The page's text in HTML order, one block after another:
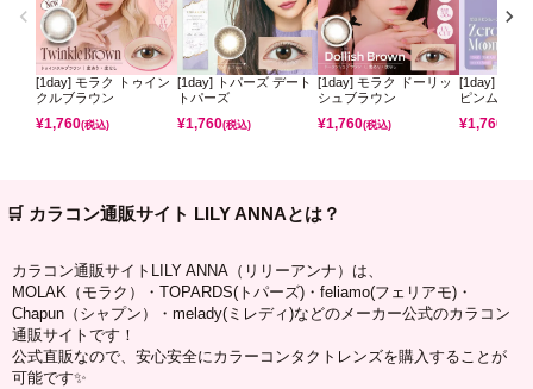
[1day] モラク トゥイン
クルブラウン
¥1,760(税込)
[1day] トパーズ デート
トパーズ
¥1,760(税込)
[1day] モラク ドーリッ
シュブラウン
¥1,760(税込)
[1day] ミレ
ピンムーン
¥1,760
🛒 カラコン通販サイト LILY ANNAとは？
カラコン通販サイトLILY ANNA（リリーアンナ）は、
MOLAK（モラク）・TOPARDS(トパーズ)・feliamo(フェリアモ)・
Chapun（シャプン）・melady(ミレディ)などのメーカー公式のカラコン
通販サイトです！
公式直販なので、安心安全にカラーコンタクトレンズを購入することが
可能です✨